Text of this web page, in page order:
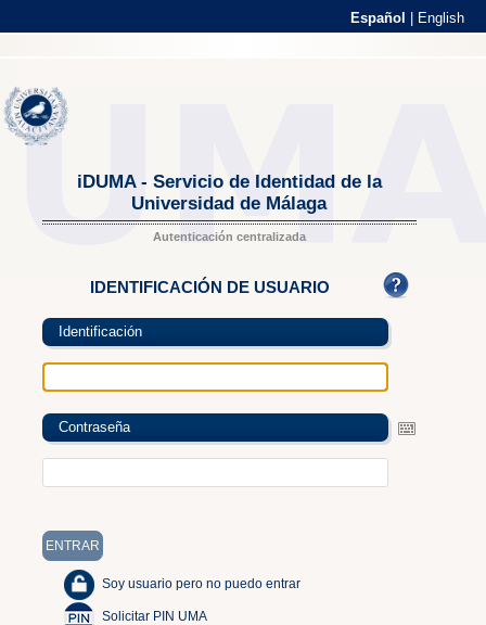
Español English
iDUMA - Servicio de Identidad de la
Universidad de Málaga
Autenticación centralizada
IDENTIFICACIÓN DE USUARIO
Identificación
Contraseña
Soy usuario pero no puedo entrar
Solicitar PIN UMA